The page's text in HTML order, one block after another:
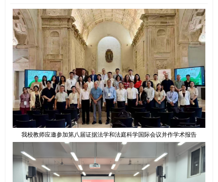
我校教师应邀参加第八届证据法学和法庭科学国际会议并作学术报告